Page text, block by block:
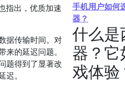
指出，优质加速
据传输时间。对
的延迟问题。
题得到了显著改
。
手机用户如何
器？
什么是
器？
戏体验